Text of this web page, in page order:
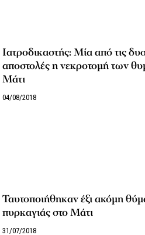
Ιατροδικαστής: Μία από τις
αποστολές η νεκροτομή των
Μάτι
04/08/2018
Ταυτοποιήθηκαν έξι ακόμη
πυρκαγιάς στο Μάτι
31/07/2018